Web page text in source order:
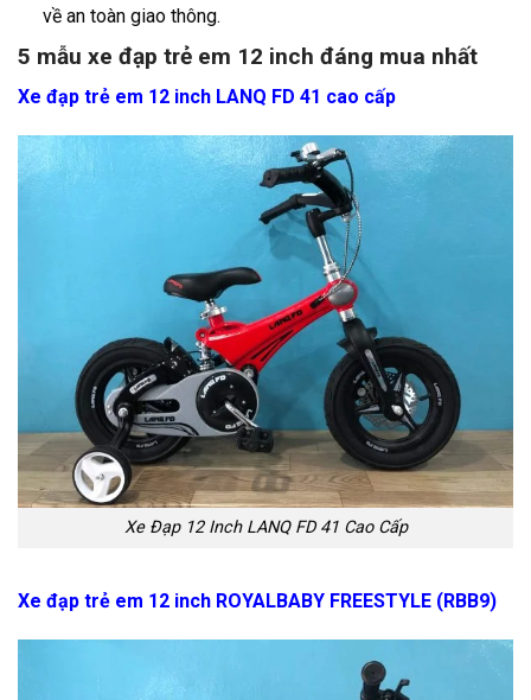
về an toàn giao thông.
5 mẫu xe đạp trẻ em 12 inch đáng mua nhất
Xe đạp trẻ em 12 inch LANQ FD 41 cao cấp
Xe Đạp 12 Inch LANQ FD 41 Cao Cấp
Xe đạp trẻ em 12 inch ROYALBABY FREESTYLE (RBB9)